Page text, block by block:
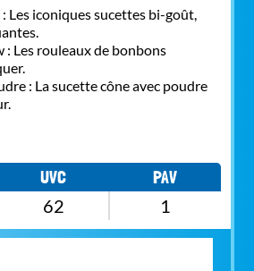
Les iconiques sucettes bi-goût,
: Les rouleaux de bonbons
: La sucette cône avec poudre
UVC
PAV
62 1